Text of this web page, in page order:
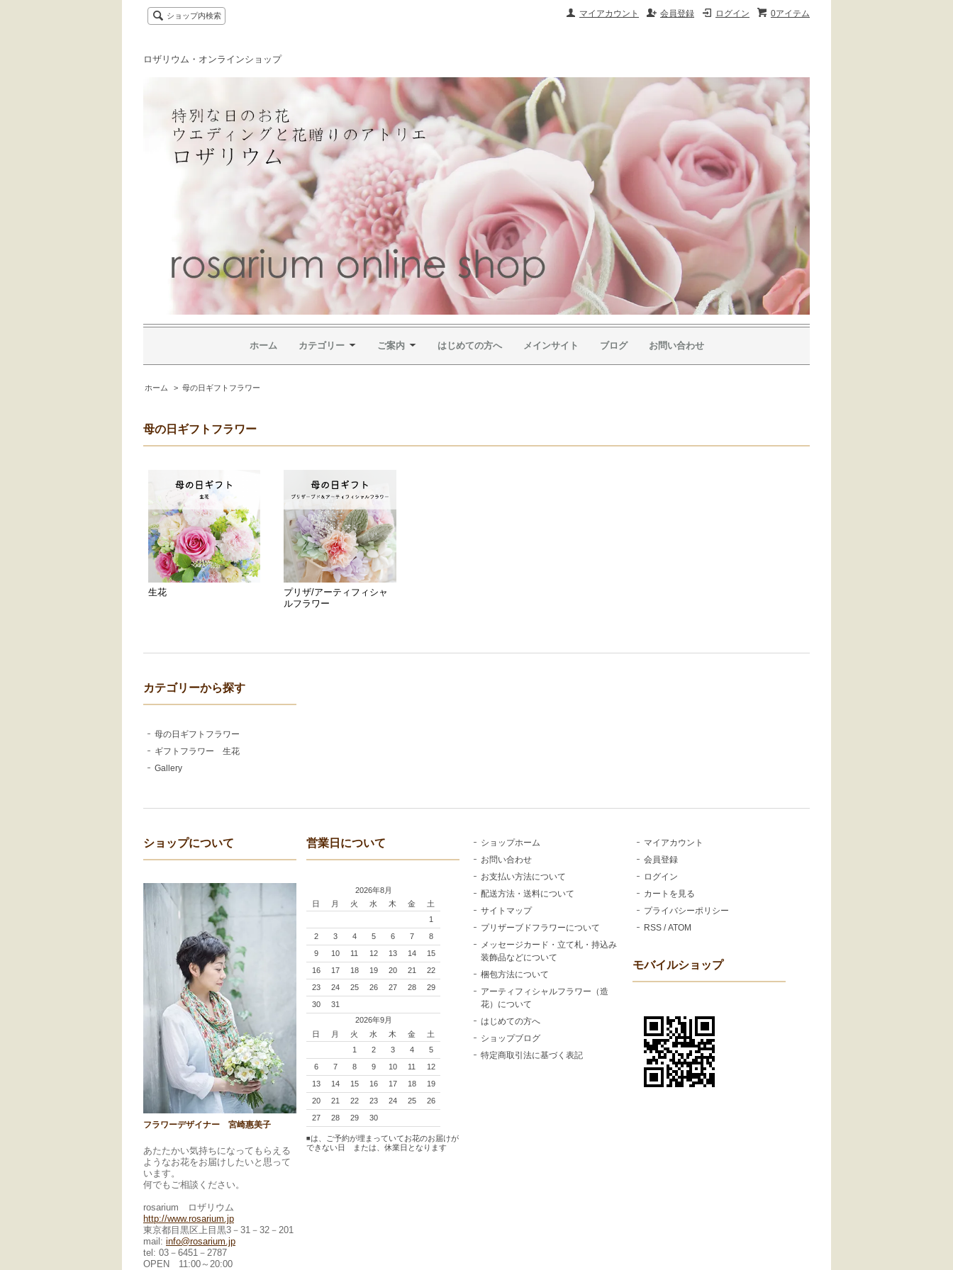
0アイテム
ログイン
会員登録
マイアカウント
ショップ内検索
ロザリウム・オンラインショップ
ホーム カテゴリー ご案内 はじめての方へ メインサイト ブログ お問い合わせ
ホーム > 母の日ギフトフラワー
母の日ギフトフラワー
生花
プリザ/アーティフィシャ
ルフラワー
カテゴリーから探す
母の日ギフトフラワー
ギフトフラワー 生花
Gallery
ショップについて
フラワーデザイナー 宮崎惠美子
あたたかい気持ちになってもらえる
ようなお花をお届けしたいと思って
います。
何でもご相談ください。
rosarium ロザリウム
http://www.rosarium.jp
東京都目黒区上目黒3－31－32－201
mail: info@rosarium.jp
tel: 03－6451－2787
OPEN 11:00～20:00
営業日について
2026年8月
日
月 火 水 木 金
土
1
2
3 4 5 6 7
8
9
10 11 12 13 14
15
16
17 18 19 20 21
22
23
24 25 26 27 28
29
30
31
2026年9月
日
月 火 水 木 金
土
1
2 3 4
5
6
7 8 9 10 11
12
13
14 15 16 17 18
19
20
21 22 23 24 25
26
27
28 29 30
◾は、ご予約が埋まっていてお花のお届けが
できない日 または、休業日となります
ショップホーム
お問い合わせ
お支払い方法について
配送方法・送料について
サイトマップ
プリザーブドフラワーについて
メッセージカード・立て札・持込み
装飾品などについて
梱包方法について
アーティフィシャルフラワー（造
花）について
はじめての方へ
ショップブログ
特定商取引法に基づく表記
マイアカウント
会員登録
ログイン
カートを見る
プライバシーポリシー
RSS /ATOM
モバイルショップ